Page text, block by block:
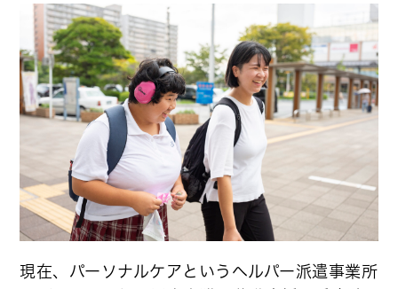
現在、パーソナルケアというヘルパー派遣事業所